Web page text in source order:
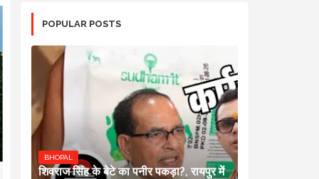
POPULAR POSTS
BHOPAL
शिवराज सिंह के बेटे का पनीर पकड़ा?, रायपुर में